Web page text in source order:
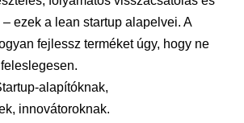
ezek a lean startup alapelvei. A
fejlessz terméket úgy, hogy ne
alapítóknak,
innovátoroknak.